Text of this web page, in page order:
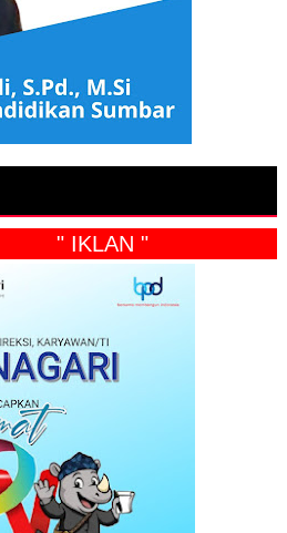
" IKLAN "